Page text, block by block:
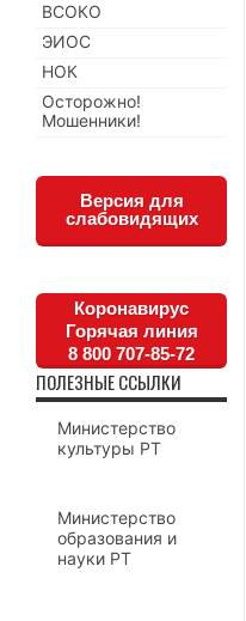
ВСОКО
ЭИОС
НОК
Осторожно!
Мошенники!
Версия для
слабовидящих
Коронавирус
Горячая линия
8 800 707-85-72
ПОЛЕЗНЫЕ ССЫЛКИ
Министерство
культуры РТ
Министерство
образования и
науки РТ